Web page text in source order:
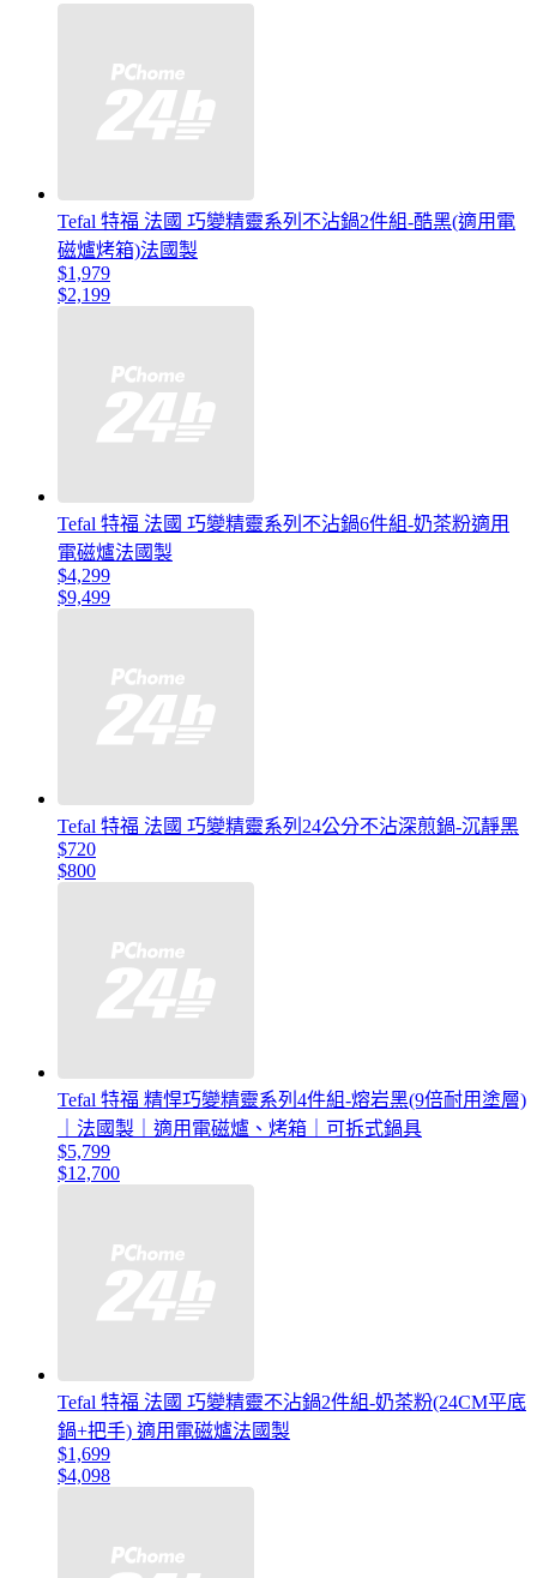
Tefal 特福 法國 巧變精靈系列不沾鍋2件組-酷黑(適用電
磁爐烤箱)法國製
$1,979
$2,199
Tefal 特福 法國 巧變精靈系列不沾鍋6件組-奶茶粉適用
電磁爐法國製
$4,299
$9,499
Tefal 特福 法國 巧變精靈系列24公分不沾深煎鍋-沉靜黑
$720
$800
Tefal 特福 精悍巧變精靈系列4件組-熔岩黑(9倍耐用塗層)
｜法國製｜適用電磁爐、烤箱｜可拆式鍋具
$5,799
$12,700
Tefal 特福 法國 巧變精靈不沾鍋2件組-奶茶粉(24CM平底
鍋+把手) 適用電磁爐法國製
$1,699
$4,098